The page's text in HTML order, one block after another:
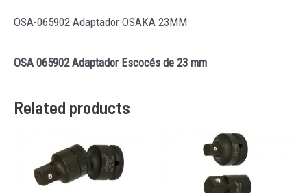
OSA-065902 Adaptador OSAKA 23MM
OSA 065902 Adaptador Escocés de 23 mm
Related products